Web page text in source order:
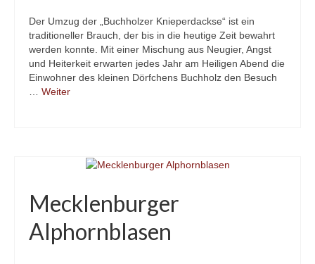
Der Umzug der „Buchholzer Knieperdackse“ ist ein
traditioneller Brauch, der bis in die heutige Zeit bewahrt
werden konnte. Mit einer Mischung aus Neugier, Angst
und Heiterkeit erwarten jedes Jahr am Heiligen Abend die
Einwohner des kleinen Dörfchens Buchholz den Besuch
Weiter
Mecklenburger
Alphornblasen